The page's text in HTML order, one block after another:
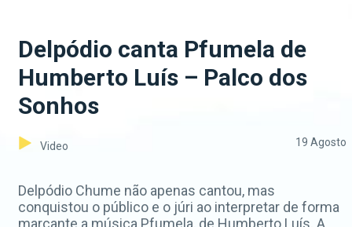
Delpódio canta Pfumela de
Humberto Luís – Palco dos
Sonhos
Video 19 Agosto
Delpódio Chume não apenas cantou, mas
conquistou o público e o júri ao interpretar de forma
marcante a música Pfumela, de Humberto Luís. A